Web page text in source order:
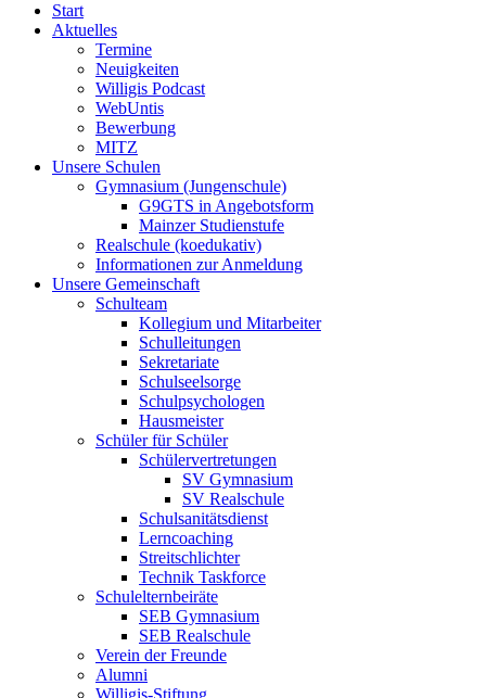
Start
Aktuelles
Termine
Neuigkeiten
Willigis Podcast
WebUntis
Bewerbung
MITZ
Unsere Schulen
Gymnasium (Jungenschule)
G9GTS in Angebotsform
Mainzer Studienstufe
Realschule (koedukativ)
Informationen zur Anmeldung
Unsere Gemeinschaft
Schulteam
Kollegium und Mitarbeiter
Schulleitungen
Sekretariate
Schulseelsorge
Schulpsychologen
Hausmeister
Schüler für Schüler
Schülervertretungen
SV Gymnasium
SV Realschule
Schulsanitätsdienst
Lerncoaching
Streitschlichter
Technik Taskforce
Schulelternbeiräte
SEB Gymnasium
SEB Realschule
Verein der Freunde
Alumni
Willigis-Stiftung